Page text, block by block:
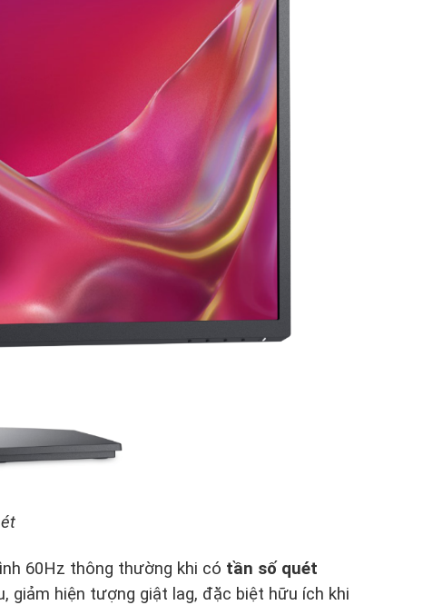
60Hz thông thường khi có tần số quét
giảm hiện tượng giật lag, đặc biệt hữu ích khi